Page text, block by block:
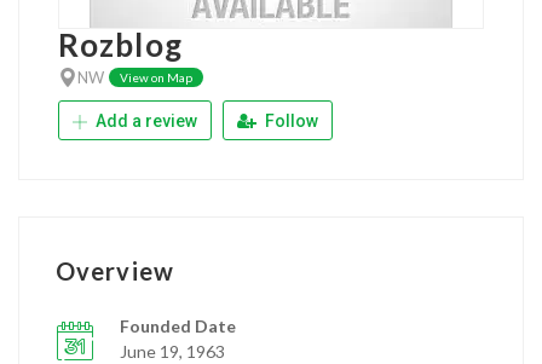
Rozblog
NW View on Map
Add a review Follow
Overview
Founded Date
June 19, 1963